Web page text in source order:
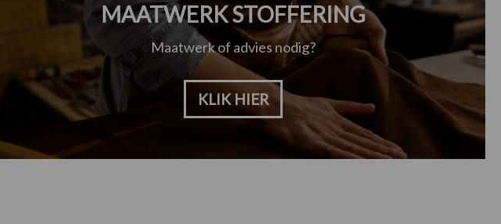
MAATWERK STOFFERING
Maatwerk of advies nodig?
KLIK HIER